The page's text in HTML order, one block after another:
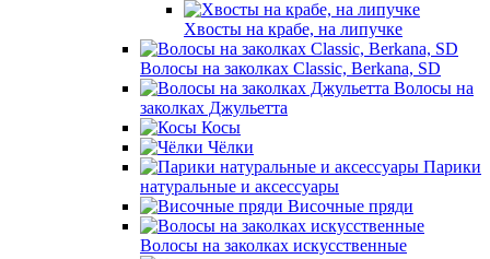
Хвосты на крабе, на липучке
Волосы на заколках Classic, Berkana, SD
Волосы на
заколках Джульетта
Косы
Чёлки
Парики
натуральные и аксессуары
Височные пряди
Волосы на заколках искусственные